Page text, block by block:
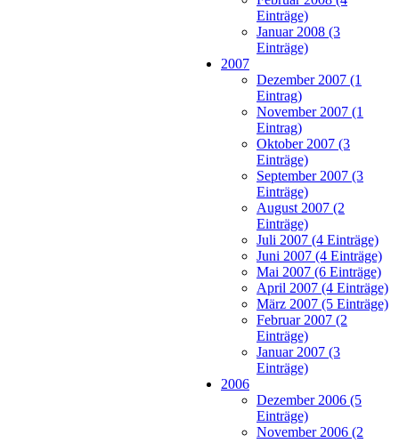
Einträge)
Januar 2008 (3
Einträge)
2007
Dezember 2007 (1
Eintrag)
November 2007 (1
Eintrag)
Oktober 2007 (3
Einträge)
September 2007 (3
Einträge)
August 2007 (2
Einträge)
Juli 2007 (4 Einträge)
Juni 2007 (4 Einträge)
Mai 2007 (6 Einträge)
April 2007 (4 Einträge)
März 2007 (5 Einträge)
Februar 2007 (2
Einträge)
Januar 2007 (3
Einträge)
2006
Dezember 2006 (5
Einträge)
November 2006 (2